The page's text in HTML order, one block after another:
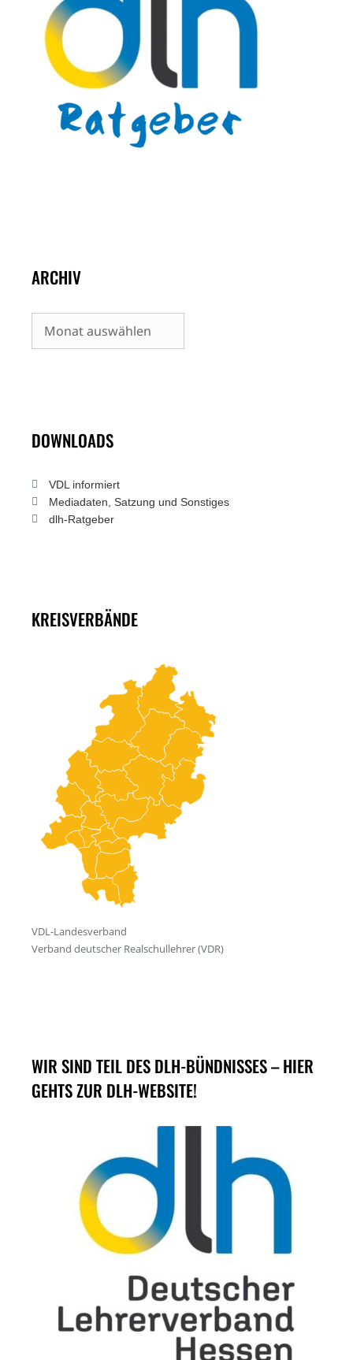
ARCHIV
Archiv
DOWNLOADS
VDL informiert
Mediadaten, Satzung und Sonstiges
dlh-Ratgeber
KREISVERBÄNDE
WIR SIND TEIL DES DLH-BÜNDNISSES – HIER
GEHTS ZUR DLH-WEBSITE!